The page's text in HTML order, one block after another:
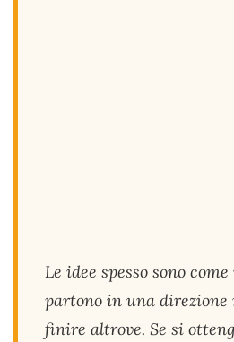
Le idee spesso sono
partono in una direzione
finire altrove. Se si